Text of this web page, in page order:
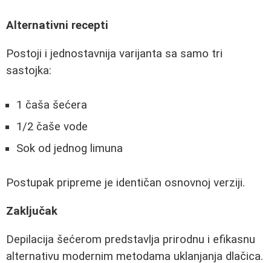
Alternativni recepti
Postoji i jednostavnija varijanta sa samo tri
sastojka:
1 čaša šećera
1/2 čaše vode
Sok od jednog limuna
Postupak pripreme je identičan osnovnoj verziji.
Zaključak
Depilacija šećerom predstavlja prirodnu i efikasnu
alternativu modernim metodama uklanjanja dlačica.